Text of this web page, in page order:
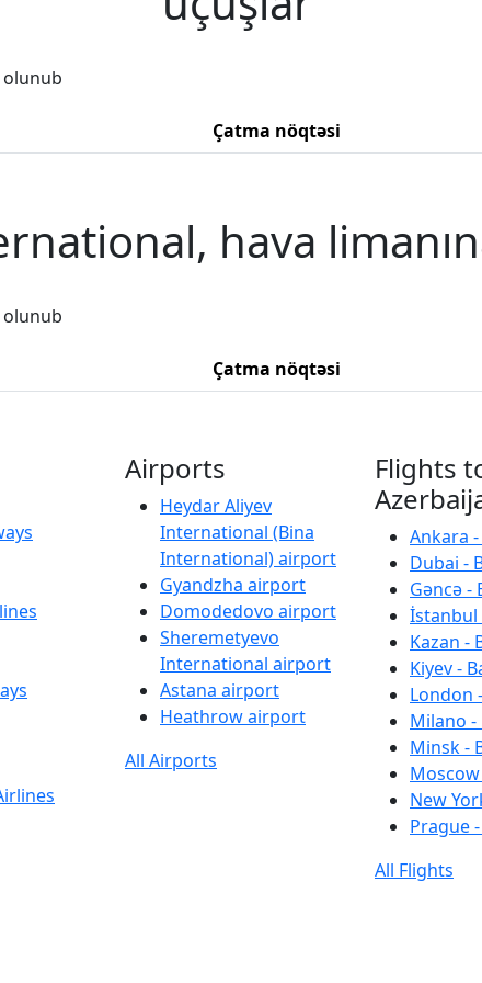
olunub
Çatma nöqtəsi
hava
olunub
Çatma nöqtəsi
Airports
Heydar Aliyev
International (Bina
International) airport
Gyandzha airport
Domodedovo airport
Sheremetyevo
International airport
Astana airport
Heathrow airport
All Airports
Flights
Ankara -
Dubai -
Gəncə -
İstanbul
Kazan -
Kiyev -
London
Milano -
Minsk -
Moscow
New
Prague -
All Flights